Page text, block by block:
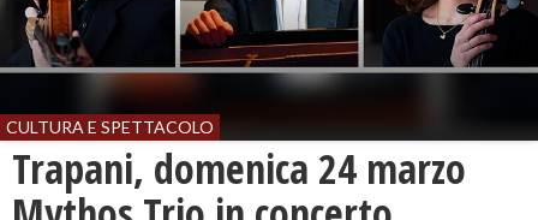
CULTURA E SPETTACOLO
Trapani, domenica 24 marzo